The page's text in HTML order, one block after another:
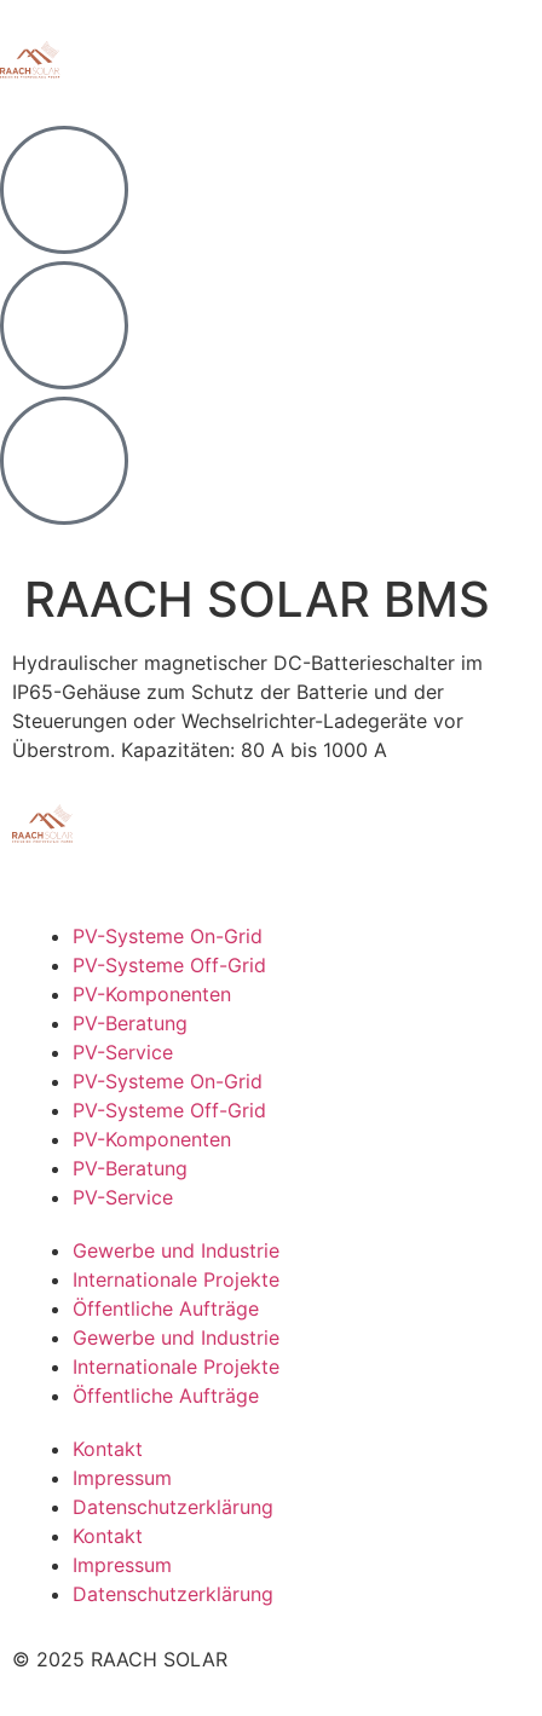
RAACH SOLAR BMS
Hydraulischer magnetischer DC-Batterieschalter im
IP65-Gehäuse zum Schutz der Batterie und der
Steuerungen oder Wechselrichter-Ladegeräte vor
Überstrom. Kapazitäten: 80 A bis 1000 A
PV-Systeme On-Grid
PV-Systeme Off-Grid
PV-Komponenten
PV-Beratung
PV-Service
PV-Systeme On-Grid
PV-Systeme Off-Grid
PV-Komponenten
PV-Beratung
PV-Service
Gewerbe und Industrie
Internationale Projekte
Öffentliche Aufträge
Gewerbe und Industrie
Internationale Projekte
Öffentliche Aufträge
Kontakt
Impressum
Datenschutzerklärung
Kontakt
Impressum
Datenschutzerklärung
© 2025 RAACH SOLAR